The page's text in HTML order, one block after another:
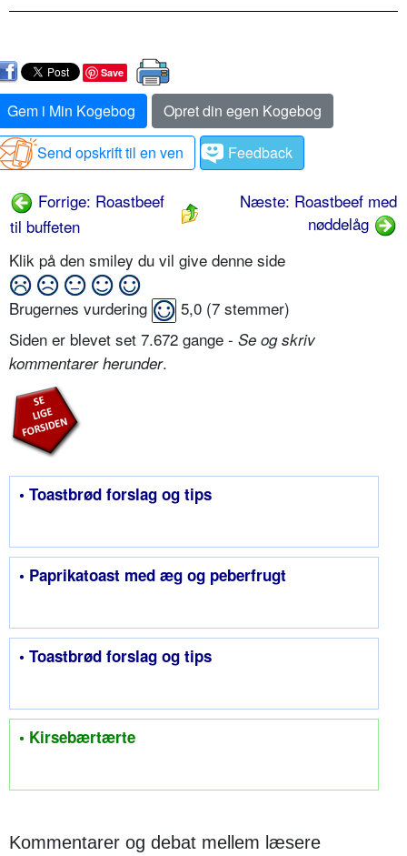
Save
Gem i Min Kogebog
Opret din egen Kogebog
Send opskrift til en ven
Feedback
Forrige: Roastbeef
til buffeten
Næste: Roastbeef med
nøddelåg
Klik på den smiley du vil give denne side
Brugernes vurdering 5,0 (7 stemmer)
Siden er blevet set 7.672 gange - Se og skriv
kommentarer herunder.
• Toastbrød forslag og tips
• Paprikatoast med æg og peberfrugt
• Toastbrød forslag og tips
• Kirsebærtærte
Kommentarer og debat mellem læsere